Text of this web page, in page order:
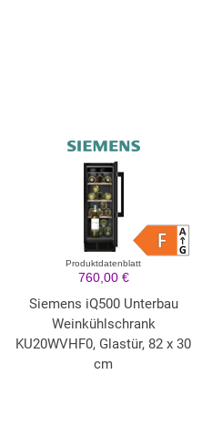
Produktdatenblatt
760,00 €
Siemens iQ500 Unterbau
Weinkühlschrank
KU20WVHF0, Glastür, 82 x 30
cm